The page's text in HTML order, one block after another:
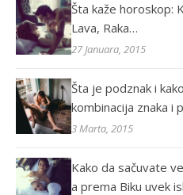
Šta kaže horoskop:
Lava, Raka…
27 Januara, 2015
Šta je podznak i
kombinacija znaka i
3 Marta, 2015
Kako da sačuvate
a prema Biku uvek